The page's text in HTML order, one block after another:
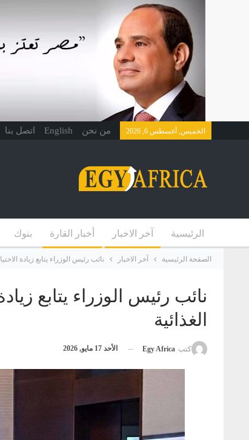
الخميس, أغسطس 6, 2026 من نحن English اتصل بنا
الرئيسية آخر الاخبار أخبار القارة بنوك
الصفحة الرئيسية آخر الاخبار نائب رئيس الوزراء يتابع زيادة
نائب رئيس الوزراء يتابع
الغذائية
كتب Egy Africa الأحد 17 مايو, 2026